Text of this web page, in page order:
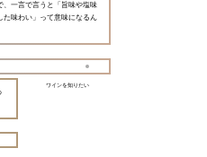
、一言で言うと「旨味や塩味
た味わい」って意味になるん
ワインを知りたい